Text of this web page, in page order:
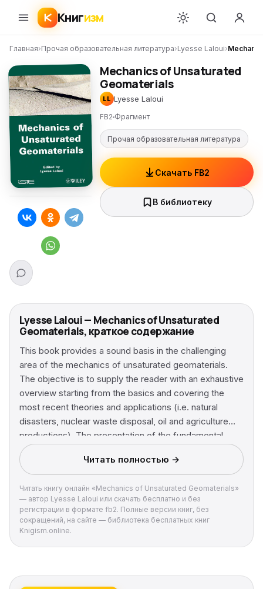
Книгизм
Главная›Прочая образовательная литература›Lyesse Laloui›
Mechanics of Unsaturated
Geomaterials
LL Lyesse Laloui
FB2 Фрагмент
Прочая образовательная литература
Скачать FB2
В библиотеку
Lyesse Laloui — Mechanics of Unsaturated
Geomaterials, краткое содержание
This book provides a sound basis in the challenging
area of the mechanics of unsaturated geomaterials.
The objective is to supply the reader with an exhaustive
overview starting from the basics and covering the
most recent theories and applications (i.e. natural
disasters, nuclear waste disposal, oil and agriculture
productions). The presentation of the fundamental
concepts is based on an interdisciplinary approach, in
the areas of soil, rock and cement-based material
mechanics.
Читать полностью →
Читать книгу онлайн «Mechanics of Unsaturated Geomaterials»
— автор Lyesse Laloui или скачать бесплатно и без
регистрации в формате fb2. Полные версии книг, без
сокращений, на сайте — библиотека бесплатных книг
Knigism.online.